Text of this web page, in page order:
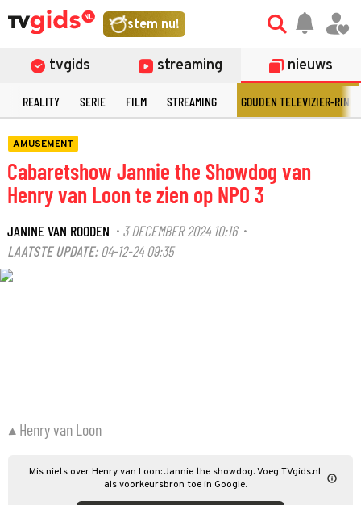
stem nu!
tvgids streaming nieuws
REALITY SERIE FILM STREAMING GOUDEN TELEVIZIER-RING
AMUSEMENT
Cabaretshow Jannie the Showdog van
Henry van Loon te zien op NPO 3
JANINE VAN ROODEN · 3 DECEMBER 2024 10:16·
LAATSTE UPDATE: 04-12-24 09:35
Henry van Loon
Mis niets over Henry van Loon: Jannie the showdog. Voeg TVgids.nl
als voorkeursbron toe in Google.